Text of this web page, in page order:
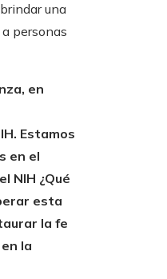
una
personas
en
Estamos
en el
NIH ¿Qué
esta
la fe
la